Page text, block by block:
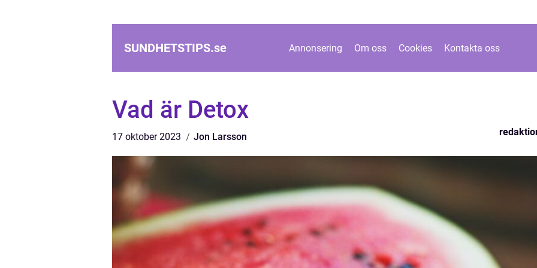
SUNDHETSTIPS.se Annonsering Om oss Cookies Kontakta oss
Vad är Detox
17 oktober 2023 Jon Larsson